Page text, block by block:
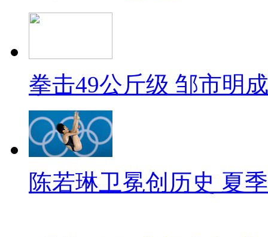
拳击49公斤级 邹市明
陈若琳卫冕创历史 夏